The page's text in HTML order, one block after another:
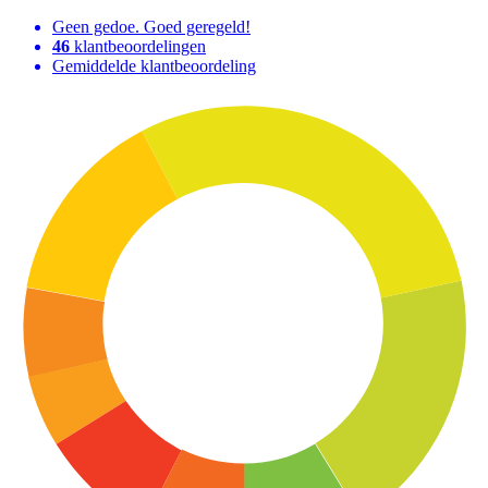
Geen gedoe. Goed geregeld!
46 klantbeoordelingen
Gemiddelde klantbeoordeling